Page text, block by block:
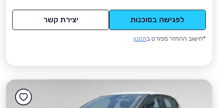
לפגישה בסוכנות יצירת קשר
*חישוב ההחזר מפורט בתקנון